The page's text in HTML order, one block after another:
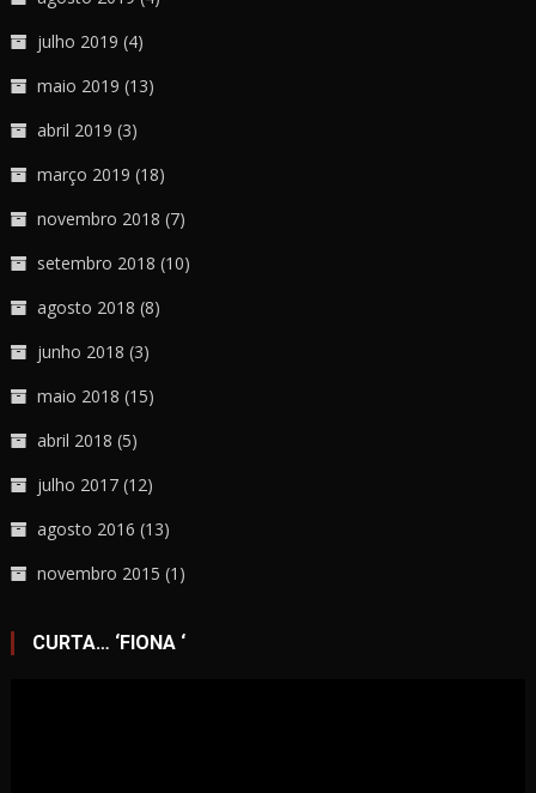
julho 2019 (4)
maio 2019 (13)
abril 2019 (3)
março 2019 (18)
novembro 2018 (7)
setembro 2018 (10)
agosto 2018 (8)
junho 2018 (3)
maio 2018 (15)
abril 2018 (5)
julho 2017 (12)
agosto 2016 (13)
novembro 2015 (1)
CURTA… ‘FIONA ‘